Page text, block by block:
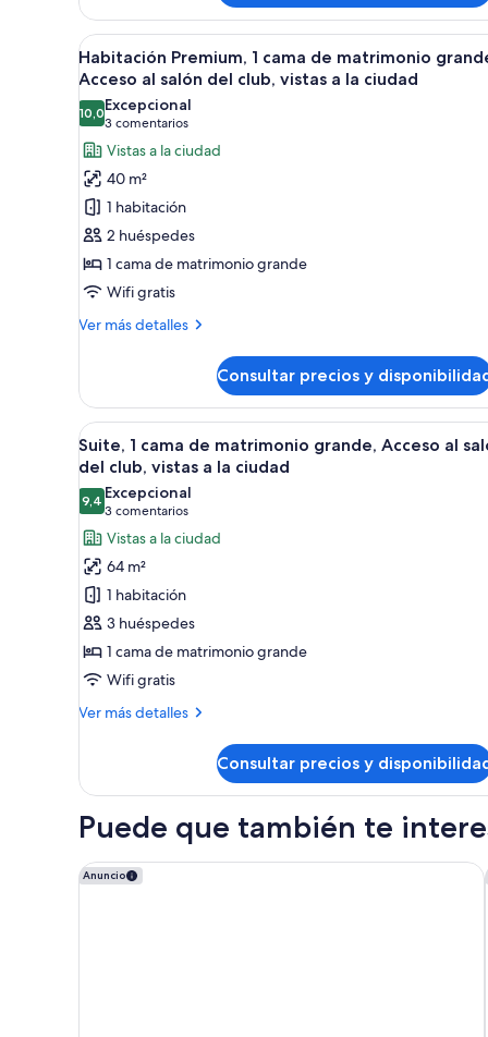
bañera
accesible
(Communication,
Mobility)
Abrir
todas
las
fotos
de
Habitación
Premium,
cama
de
matrimonio
grande,
salón
del
club,
vistas
a
la
ciudad
Un comedor moderno con
6
Habitación Premium, 1 cama de matrimonio
Acceso al salón del club, vistas a la ciudad
10,010,0 de 10
Excepcional
3 comentarios
(3 comentarios)
Vistas a la ciudad
40 m²
1 habitación
2 huéspedes
1 cama de matrimonio grande
Wifi gratis
Ver más detalles
Más
Premium,
cama
de
matrimonio
grande,
Acceso
al
salón
del
club,
vistas
la
ciudad
Consultar precios y
Abrir
todas
las
fotos
de
Suite,
cama
de
matrimonio
grande,
Acceso
del
vistas
a
la
Ropa de cama
8
Suite, 1 cama de matrimonio grande, Acceso al
del club, vistas a la ciudad
9,49,4 de 10
Excepcional
3 comentarios
(3 comentarios)
Vistas a la ciudad
64 m²
1 habitación
3 huéspedes
1 cama de matrimonio grande
Wifi gratis
Ver más detalles
Más
1
de
grande,
Acceso
Consultar precios y
Puede que también te
Anuncio
JW Marriott Los Angeles L.A. LIVE